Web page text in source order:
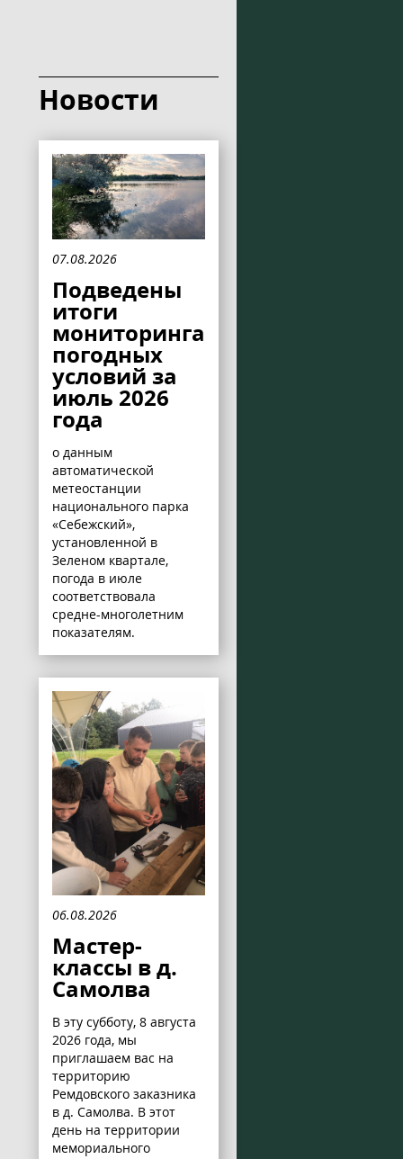
Новости
07.08.2026
Подведены
итоги
мониторинга
погодных
условий за
июль 2026
года
о данным
автоматической
метеостанции
национального парка
«Себежский»,
установленной в
Зеленом квартале,
погода в июле
соответствовала
средне-многолетним
показателям.
06.08.2026
Мастер-
классы в д.
Самолва
В эту субботу, 8 августа
2026 года, мы
приглашаем вас на
территорию
Ремдовского заказника
в д. Самолва. В этот
день на территории
мемориального